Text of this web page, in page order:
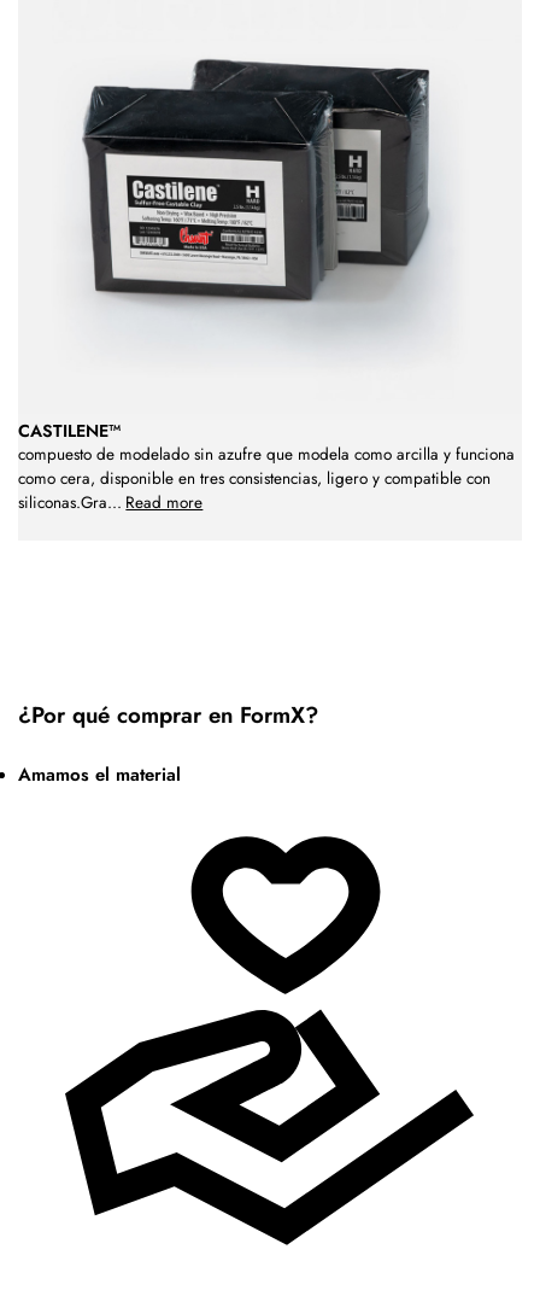
CASTILENE™
compuesto de modelado sin azufre que modela como arcilla y funciona
como cera, disponible en tres consistencias, ligero y compatible con
siliconas.Gra... Read more
¿Por qué comprar en FormX?
Amamos el material